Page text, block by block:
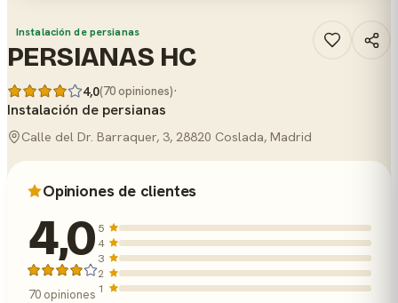
Instalación de persianas
PERSIANAS HC
4,0(70 opiniones)·
Instalación de persianas
Calle del Dr. Barraquer, 3, 28820 Coslada, Madrid
Opiniones de clientes
4,0
70 opiniones
5
4
3
2
1